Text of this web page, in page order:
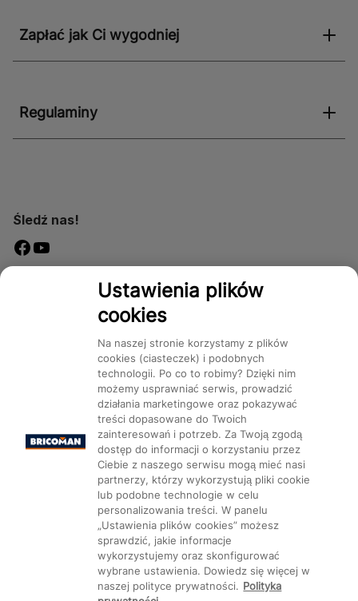
Zapłać jak Ci wygodniej
Regulaminy
Śledź nas!
Dostępność
Kategorie Produkty Marki CMS
Ustawienia plików cookie
Ustawienia plików
cookies
Na naszej stronie korzystamy z plików
cookies (ciasteczek) i podobnych
technologii. Po co to robimy? Dzięki nim
możemy usprawniać serwis, prowadzić
działania marketingowe oraz pokazywać
treści dopasowane do Twoich
zainteresowań i potrzeb. Za Twoją zgodą
dostęp do informacji o korzystaniu przez
Ciebie z naszego serwisu mogą mieć nasi
partnerzy, którzy wykorzystują pliki cookie
lub podobne technologie w celu
personalizowania treści. W panelu
„Ustawienia plików cookies” możesz
sprawdzić, jakie informacje
wykorzystujemy oraz skonfigurować
wybrane ustawienia. Dowiedz się więcej w
naszej polityce prywatności. Polityka